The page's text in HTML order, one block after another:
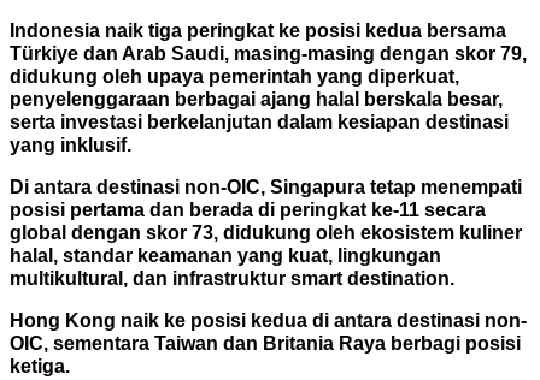
Indonesia naik tiga peringkat ke posisi kedua bersama
Türkiye dan Arab Saudi, masing-masing dengan skor 79,
didukung oleh upaya pemerintah yang diperkuat,
penyelenggaraan berbagai ajang halal berskala besar,
serta investasi berkelanjutan dalam kesiapan destinasi
yang inklusif.
Di antara destinasi non-OIC, Singapura tetap menempati
posisi pertama dan berada di peringkat ke-11 secara
global dengan skor 73, didukung oleh ekosistem kuliner
halal, standar keamanan yang kuat, lingkungan
multikultural, dan infrastruktur smart destination.
Hong Kong naik ke posisi kedua di antara destinasi non-
OIC, sementara Taiwan dan Britania Raya berbagi posisi
ketiga.